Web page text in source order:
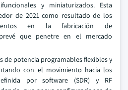
y miniaturizados. Esta
de 2021 como resultado de los
en la fabricación de
que penetre en el mercado
de potencia programables flexibles y
con el movimiento hacia los
por software (SDR) y RF